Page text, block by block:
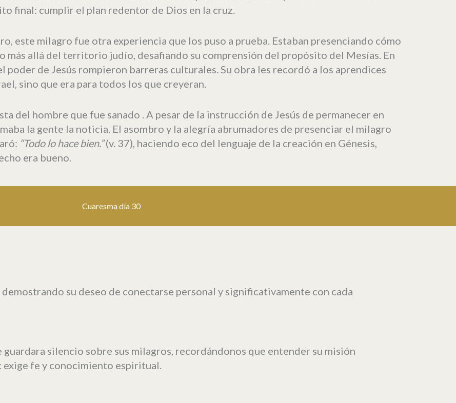
final: cumplir el plan redentor de Dios en la cruz.
este milagro fue otra experiencia que los puso a prueba. Estaban presenciando cómo
más allá del territorio judío, desafiando su comprensión del propósito del Mesías. En
poder de Jesús rompieron barreras culturales. Su obra les recordó a los aprendices
sino que era para todos los que creyeran.
del hombre que fue sanado . A pesar de la instrucción de Jesús de permanecer en
la gente la noticia. El asombro y la alegría abrumadores de presenciar el milagro
“Todolo hace bien.”(v. 37), haciendo eco del lenguaje de la creación en Génesis,
era bueno.
Cuaresma día 30
su deseo de conectarse personal y significativamente con cada
guardara silencio sobre sus milagros, recordándonos que entender su misión
exige fe y conocimiento espiritual.